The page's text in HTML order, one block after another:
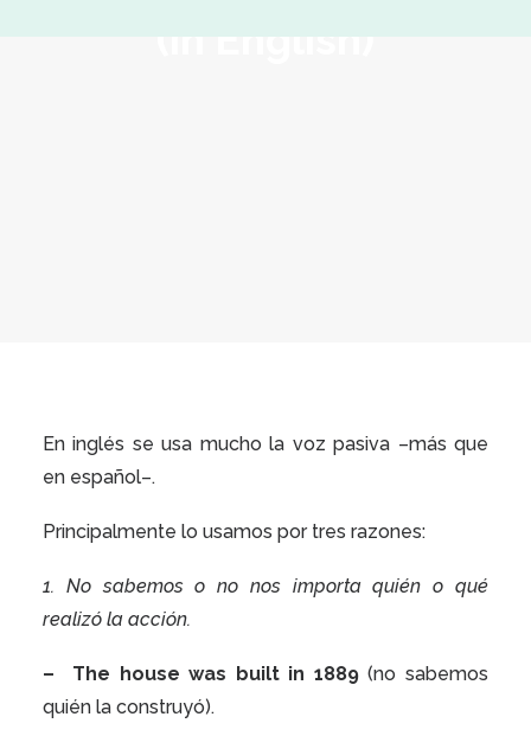
(in English)
En inglés se usa mucho la voz pasiva –más que
en español–.
Principalmente lo usamos por tres razones:
1. No sabemos o no nos importa quién o qué
realizó la acción.
– The housewas builtin 1889(no sabemos
quién la construyó).